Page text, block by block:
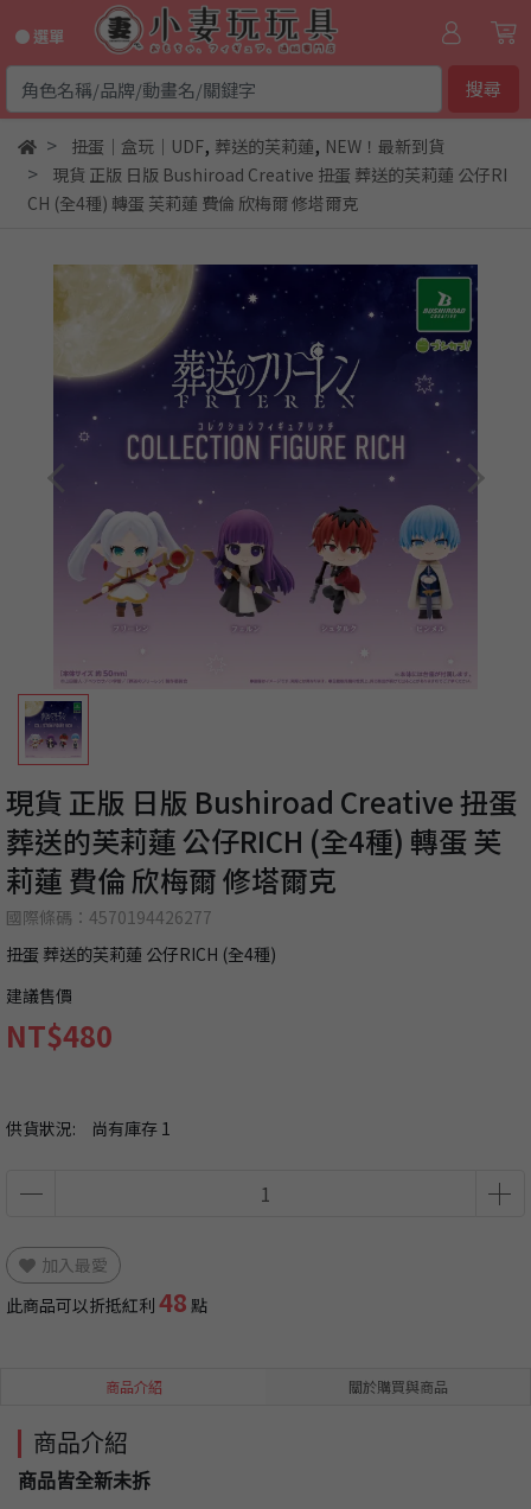
● 選單
搜尋
扭蛋｜盒玩｜UDF, 葬送的芙莉蓮, NEW！最新到貨
現貨 正版 日版 Bushiroad Creative 扭蛋 葬送的芙莉蓮 公仔RI
CH (全4種) 轉蛋 芙莉蓮 費倫 欣梅爾 修塔爾克
現貨 正版 日版 Bushiroad Creative 扭蛋
葬送的芙莉蓮 公仔RICH (全4種) 轉蛋 芙
莉蓮 費倫 欣梅爾 修塔爾克
國際條碼：4570194426277
扭蛋 葬送的芙莉蓮 公仔RICH (全4種)
建議售價
NT$480
供貨狀況: 尚有庫存 1
加入最愛
此商品可以折抵紅利 48 點
商品介紹 關於購買與商品
商品介紹
商品皆全新未拆